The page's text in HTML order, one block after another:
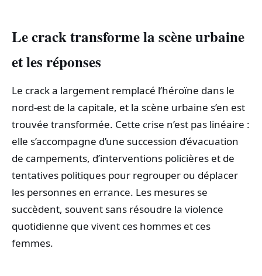
Le crack transforme la scène urbaine
et les réponses
Le crack a largement remplacé l’héroïne dans le
nord-est de la capitale, et la scène urbaine s’en est
trouvée transformée. Cette crise n’est pas linéaire :
elle s’accompagne d’une succession d’évacuation
de campements, d’interventions policières et de
tentatives politiques pour regrouper ou déplacer
les personnes en errance. Les mesures se
succèdent, souvent sans résoudre la violence
quotidienne que vivent ces hommes et ces
femmes.